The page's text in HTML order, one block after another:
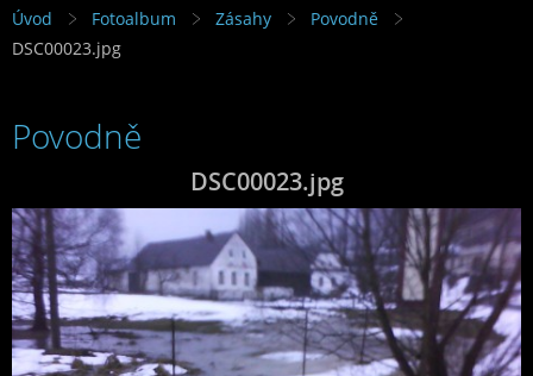
Úvod Fotoalbum Zásahy
Povodně
DSC00023.jpg
Povodně
DSC00023.jpg